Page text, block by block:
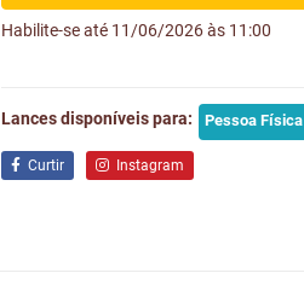
Habilite-se até 11/06/2026 às 11:00
Lances disponíveis para: Pessoa Física
Curtir Instagram